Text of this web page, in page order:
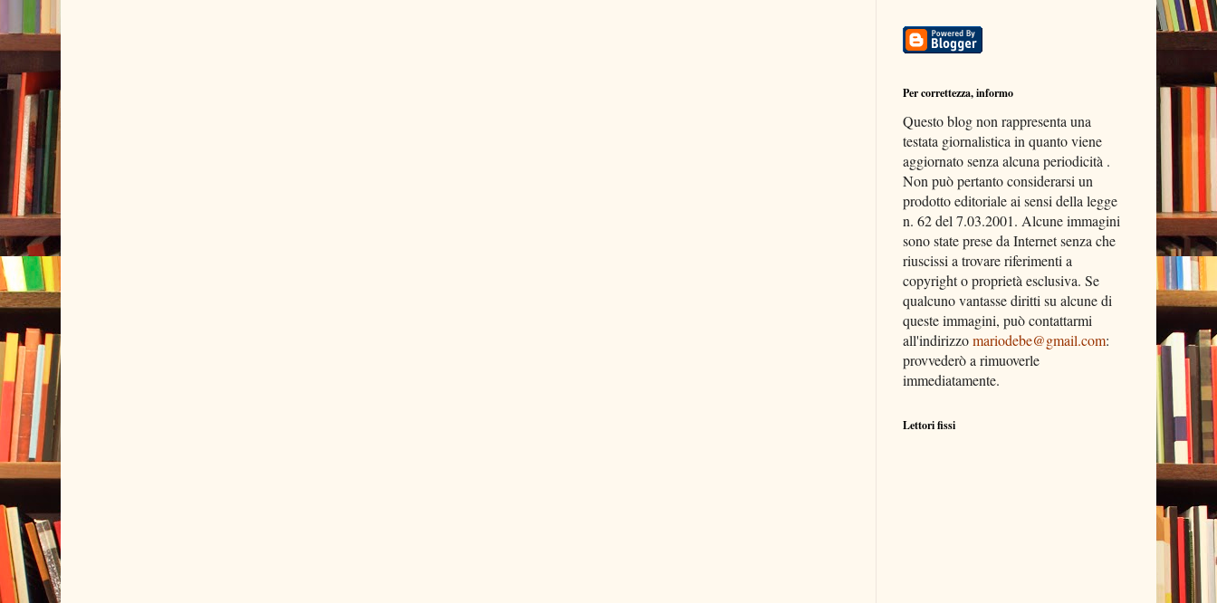
Per correttezza, informo
Questo blog non rappresenta una
testata giornalistica in quanto viene
aggiornato senza alcuna periodicità .
Non può pertanto considerarsi un
prodotto editoriale ai sensi della legge
n. 62 del 7.03.2001. Alcune immagini
sono state prese da Internet senza che
riuscissi a trovare riferimenti a
copyright o proprietà esclusiva. Se
qualcuno vantasse diritti su alcune di
queste immagini, può contattarmi
all'indirizzomariodebe@gmail.com:
provvederò a rimuoverle
immediatamente.
Lettori fissi